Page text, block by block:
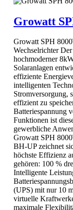
Growatt
Growatt SPH
Wechselrichter
hochmoderner
Solaranlagen
effiziente
intelligenten
Stromversorgung,
effizient zu
Batteriespannung
Funktionen ist
gewerbliche
Growatt SPH
BH-UP zeichnet
höchste Effizienz
gehören: 100 %
Intelligente
(UPS) mit nur 10
virtuelle
maximale